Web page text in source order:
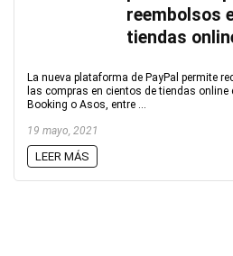
reembolsos
tiendas
La nueva plataforma de PayPal permite
las compras en cientos de tiendas online
Booking o Asos, entre ...
19 mayo, 2021
LEER MÁS